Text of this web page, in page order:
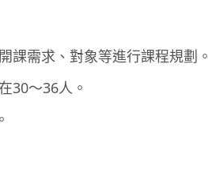
課需求、對象等進行課程規劃。
30～36人。